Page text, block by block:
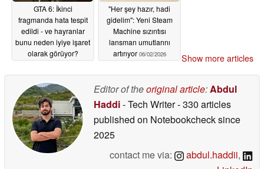
GTA 6: İkinci
fragmanda hata tespit
edildi - ve hayranlar
bunu neden iyiye işaret
olarak görüyor?
"Her şey hazır, hadi
gidelim": Yeni Steam
Machine sızıntısı
lansman umutlarını
artırıyor 06/02/2026 Show more articles
Editor of theoriginal article:Abdul
Haddi- Tech Writer- 330 articles
published on Notebookchecksince
2025
contact me via:
abdul.haddii,